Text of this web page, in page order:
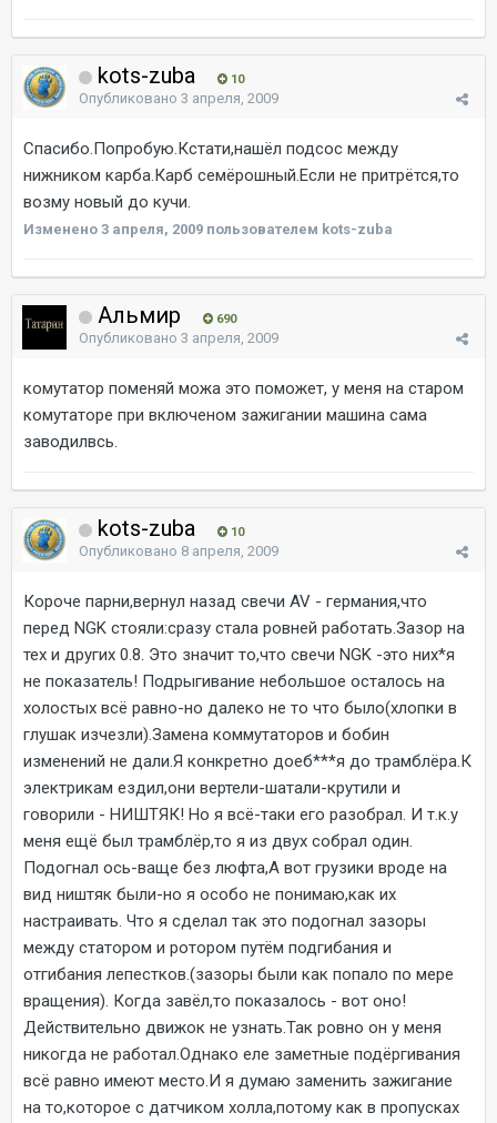
kots-zuba 10
Опубликовано 3 апреля, 2009
Спасибо.Попробую.Кстати,нашёл подсос между
нижником карба.Карб семёрошный.Если не притрётся,то
возму новый до кучи.
Изменено 3 апреля, 2009 пользователем kots-zuba
Альмир 690
Опубликовано 3 апреля, 2009
комутатор поменяй можа это поможет, у меня на старом
комутаторе при включеном зажигании машина сама
заводилвсь.
kots-zuba 10
Опубликовано 8 апреля, 2009
Короче парни,вернул назад свечи AV - германия,что
перед NGK стояли:сразу стала ровней работать.Зазор на
тех и других 0.8. Это значит то,что свечи NGK -это них*я
не показатель! Подрыгивание небольшое осталось на
холостых всё равно-но далеко не то что было(хлопки в
глушак изчезли).Замена коммутаторов и бобин
изменений не дали.Я конкретно доеб***я до трамблёра.К
электрикам ездил,они вертели-шатали-крутили и
говорили - НИШТЯК! Но я всё-таки его разобрал. И т.к.у
меня ещё был трамблёр,то я из двух собрал один.
Подогнал ось-ваще без люфта,А вот грузики вроде на
вид ништяк были-но я особо не понимаю,как их
настраивать. Что я сделал так это подогнал зазоры
между статором и ротором путём подгибания и
отгибания лепестков.(зазоры были как попало по мере
вращения). Когда завёл,то показалось - вот оно!
Действительно движок не узнать.Так ровно он у меня
никогда не работал.Однако еле заметные подёргивания
всё равно имеют место.И я думаю заменить зажигание
на то,которое с датчиком холла,потому как в пропусках